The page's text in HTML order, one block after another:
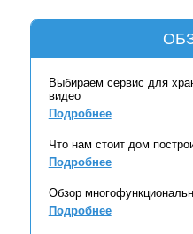
Выбираем сервис для
видео
Подробнее
Что нам стоит дом
Подробнее
Обзор
Подробнее